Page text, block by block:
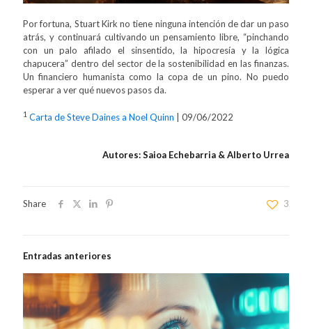
Por fortuna, Stuart Kirk no tiene ninguna intención de dar un paso
atrás, y continuará cultivando un pensamiento libre, “pinchando
con un palo afilado el sinsentido, la hipocresía y la lógica
chapucera” dentro del sector de la sostenibilidad en las finanzas.
Un financiero humanista como la copa de un pino. No puedo
esperar a ver qué nuevos pasos da.
1 Carta de Steve Daines a Noel Quinn | 09/06/2022
Autores: Saioa Echebarria & Alberto Urrea
Share 3
Entradas anteriores